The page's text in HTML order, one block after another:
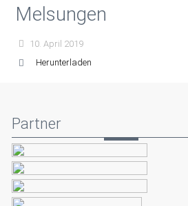
Melsungen
10. April 2019
Herunterladen
Partner